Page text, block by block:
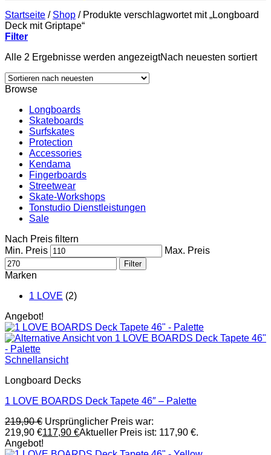
Startseite / Shop /Produkte verschlagwortet mit „Longboard
Deck mit Griptape“
Filter
Alle 2 Ergebnisse werden angezeigtNach neuesten sortiert
Browse
Longboards
Skateboards
Surfskates
Protection
Accessories
Kendama
Fingerboards
Streetwear
Skate-Workshops
Tonstudio Dienstleistungen
Sale
Nach Preis filtern
Min. Preis
Max. Preis
Filter
Marken
1 LOVE (2)
Angebot!
Schnellansicht
Longboard Decks
1 LOVE BOARDS Deck Tapete 46″ – Palette
219,90€ Ursprünglicher Preis war:
219,90 €117,90 €Aktueller Preis ist: 117,90 €.
Angebot!